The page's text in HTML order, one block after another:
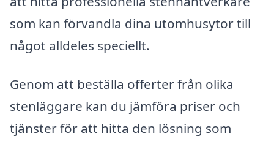
som kan förvandla dina utomhusytor till
något alldeles speciellt.
Genom att beställa offerter från olika
stenläggare kan du jämföra priser och
tjänster för att hitta den lösning som